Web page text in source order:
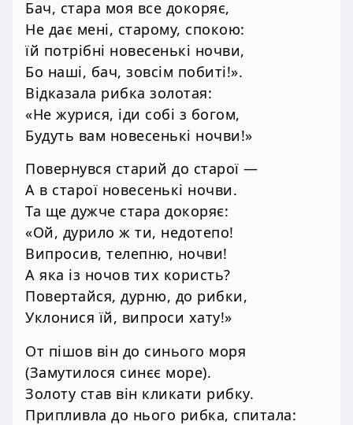
Бач, стара моя все докоряє,
Не дає мені, старому, спокою:
їй потрібні новесенькі ночви,
Бо наші, бач, зовсім побиті!».
Відказала рибка золотая:
«Не журися, іди собі з богом,
Будуть вам новесенькі ночви!»
Повернувся старий до старої —
А в старої новесенькі ночви.
Та ще дужче стара докоряє:
«Ой, дурило ж ти, недотепо!
Випросив, телепню, ночви!
А яка із ночов тих користь?
Повертайся, дурню, до рибки,
Уклонися їй, випроси хату!»
От пішов він до синього моря
(Замутилося синєє море).
Золоту став він кликати рибку.
Припливла до нього рибка, спитала: